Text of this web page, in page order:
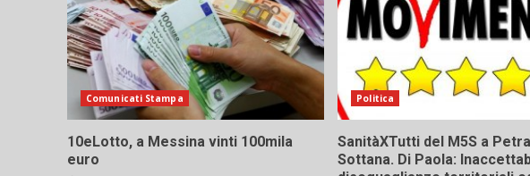
Comunicati Stampa
10eLotto, a Messina vinti 100mila
euro
Politica
SanitàXTutti del M5S a
Sottana. Di Paola: